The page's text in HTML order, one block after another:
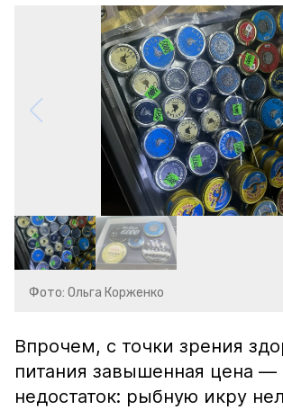
Фото: Ольга Корженко
Впрочем, с точки зрения
питания завышенная цена —
недостаток: рыбную икру